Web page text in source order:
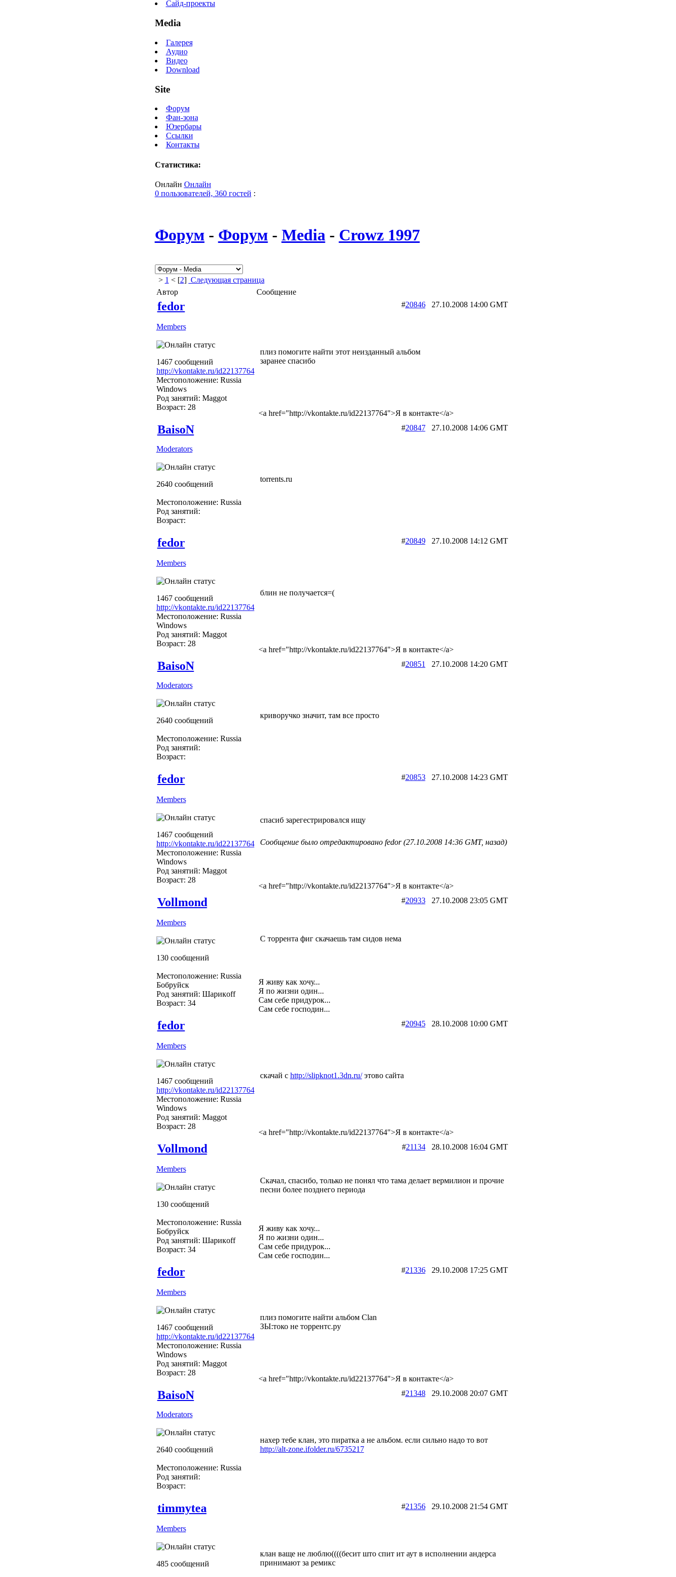
Сайд-проекты
Media
Галерея
Аудио
Видео
Download
Site
Форум
Фан-зона
Юзербары
Ссылки
Контакты
Статистика:
Онлайн Онлайн
0 пользователей, 360 гостей :
Форум - Форум - Media- Crowz 1997
> 1 < [2] Следующая страница
Автор
Сообщение
fedor
Members
1467 сообщений
http://vkontakte.ru/id22137764
Местоположение: Russia
Windows
Род занятий: Maggot
Возраст: 28
#2084627.10.2008 14:00 GMT
плиз помогите найти этот неизданный альбом
заранее спасибо
<a href="http://vkontakte.ru/id22137764">Я в контакте</a>
BaisoN
Moderators
2640 сообщений
Местоположение: Russia
Род занятий:
Возраст:
#2084727.10.2008 14:06 GMT
torrents.ru
fedor
Members
1467 сообщений
http://vkontakte.ru/id22137764
Местоположение: Russia
Windows
Род занятий: Maggot
Возраст: 28
#2084927.10.2008 14:12 GMT
блин не получается=(
<a href="http://vkontakte.ru/id22137764">Я в контакте</a>
BaisoN
Moderators
2640 сообщений
Местоположение: Russia
Род занятий:
Возраст:
#20851 27.10.2008 14:20 GMT
криворучко значит, там все просто
fedor
Members
1467 сообщений
http://vkontakte.ru/id22137764
Местоположение: Russia
Windows
Род занятий: Maggot
Возраст: 28
#2085327.10.2008 14:23 GMT
спасиб зарегестрировался ищу
Сообщение было отредактировано fedor (27.10.2008 14:36 GMT, назад)
<a href="http://vkontakte.ru/id22137764">Я в контакте</a>
Vollmond
Members
130 сообщений
Местоположение: Russia
Бобруйск
Род занятий: Шарикoff
Возраст: 34
#2093327.10.2008 23:05 GMT
С торрента фиг скачаешь там сидов нема
Я живу как хочу...
Я по жизни один...
Сам себе придурок...
Сам себе господин...
fedor
Members
1467 сообщений
http://vkontakte.ru/id22137764
Местоположение: Russia
Windows
Род занятий: Maggot
Возраст: 28
#2094528.10.2008 10:00 GMT
скачай с http://slipknot1.3dn.ru/этово сайта
<a href="http://vkontakte.ru/id22137764">Я в контакте</a>
Vollmond
Members
130 сообщений
Местоположение: Russia
Бобруйск
Род занятий: Шарикoff
Возраст: 34
#2113428.10.2008 16:04 GMT
Скачал, спасибо, только не понял что тама делает вермилион и прочие
песни более позднего периода
Я живу как хочу...
Я по жизни один...
Сам себе придурок...
Сам себе господин...
fedor
Members
1467 сообщений
http://vkontakte.ru/id22137764
Местоположение: Russia
Windows
Род занятий: Maggot
Возраст: 28
#2133629.10.2008 17:25 GMT
плиз помогите найти альбом Clan
ЗЫ:токо не торрентс.ру
<a href="http://vkontakte.ru/id22137764">Я в контакте</a>
BaisoN
Moderators
2640 сообщений
Местоположение: Russia
Род занятий:
Возраст:
#2134829.10.2008 20:07 GMT
нахер тебе клан, это пиратка а не альбом. если сильно надо то вот
http://alt-zone.ifolder.ru/6735217
timmytea
Members
485 сообщений
#2135629.10.2008 21:54 GMT
клан ваще не люблю((((бесит што спит ит аут в исполнении андерса
принимают за ремикс